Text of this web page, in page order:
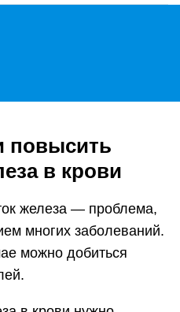
повысить
в крови
железа — проблема,
многих заболеваний.
можно добиться